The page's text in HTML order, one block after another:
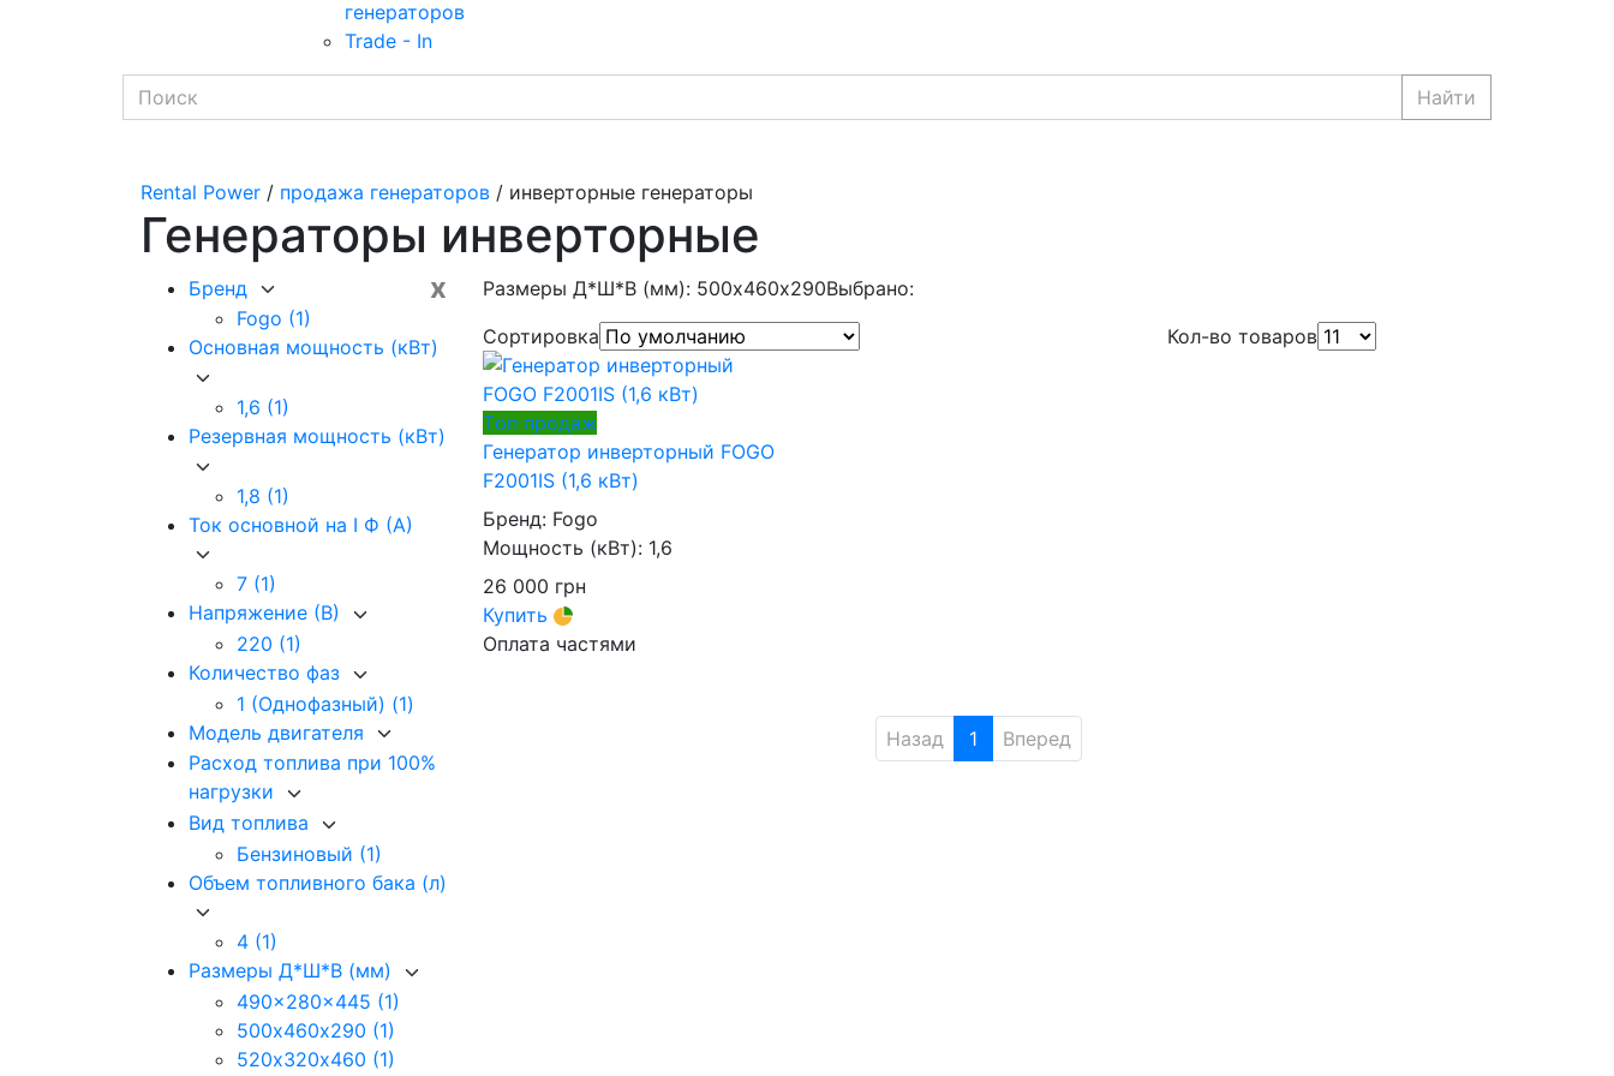
генераторов
Trade - In
Найти
Rental Power / продажа генераторов / инверторные генераторы
Генераторы инверторные
x
Бренд
Fogo (1)
Основная мощность (кВт)
1,6 (1)
Резервная мощность (кВт)
1,8 (1)
Ток основной на I Ф (А)
7 (1)
Напряжение (В)
220 (1)
Количество фаз
1 (Однофазный) (1)
Модель двигателя
Расход топлива при 100%
нагрузки
Вид топлива
Бензиновый (1)
Объем топливного бака (л)
4 (1)
Размеры Д*Ш*В (мм)
490x280x445 (1)
500х460х290 (1)
520х320х460 (1)
Размеры Д*Ш*В (мм): 500х460х290Выбрано:
Сортировка
Кол-во товаров
Tоп продаж
Генератор инверторный FOGO
F2001IS (1,6 кВт)
Бренд: Fogo
Мощность (кВт): 1,6
26 000 грн
Купить
Оплата частями
Назад 1 Вперед